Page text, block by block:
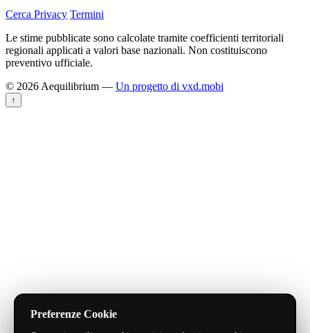
Cerca Privacy Termini
Le stime pubblicate sono calcolate tramite coefficienti territoriali
regionali applicati a valori base nazionali. Non costituiscono
preventivo ufficiale.
© 2026 Aequilibrium — Un progetto di vxd.mobi
↑
Preferenze Cookie